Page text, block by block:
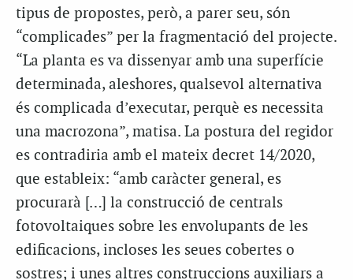
tipus de propostes, però, a parer seu, són
“complicades” per la fragmentació del projecte.
“La planta es va dissenyar amb una superfície
determinada, aleshores, qualsevol alternativa
és complicada d’executar, perquè es necessita
una macrozona”, matisa. La postura del regidor
es contradiria amb el mateix decret 14/2020,
que estableix: “amb caràcter general, es
procurarà […] la construcció de centrals
fotovoltaiques sobre les envolupants de les
edificacions, incloses les seues cobertes o
sostres; i unes altres construccions auxiliars a